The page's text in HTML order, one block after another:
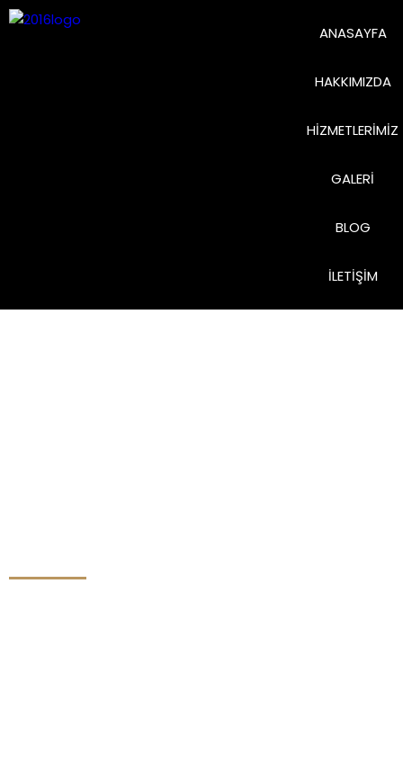
ANASAYFA
HAKKIMIZDA
HIZMETLERIMIZ
GALERI
BLOG
İLETIŞIM